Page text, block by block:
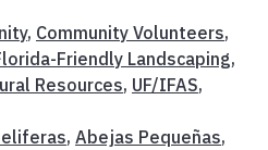
, Community Volunteers,
Friendly Landscaping,
Resources, UF/IFAS,
, Abejas Pequeñas,